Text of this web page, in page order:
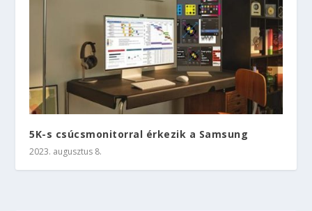
5K-s csúcsmonitorral érkezik a Samsung
2023. augusztus 8.